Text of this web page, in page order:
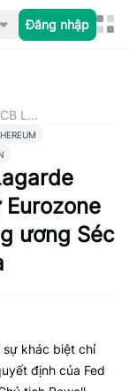
Đăng nhập
L...
ương Séc
sự khác biệt chỉ
định của Fed